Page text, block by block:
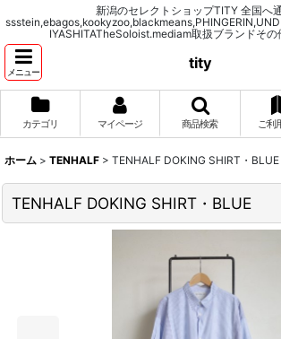
新潟のセレクトショップTITY 全国へ
IYASHITATheSoloist.mediam取扱ブランドその
メニュー
tity
カテゴリ マイページ 商品検索 ご利
ホーム > TENHALF > TENHALF DOKING SHIRT・BLUE
TENHALF DOKING SHIRT・BLUE